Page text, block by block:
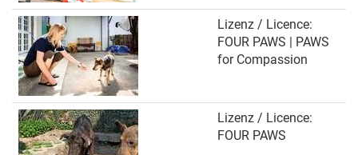
Lizenz / Licence:
FOUR PAWS | PAWS
for Compassion
Lizenz / Licence:
FOUR PAWS